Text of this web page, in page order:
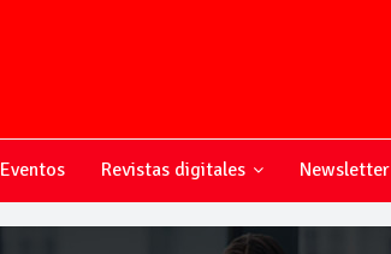
Eventos Revistas digitales Newsletter